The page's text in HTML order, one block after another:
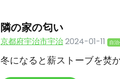
隣の家の匂い
京都府宇治市宇治2024-01-11 自
冬になると薪ストーブを焚